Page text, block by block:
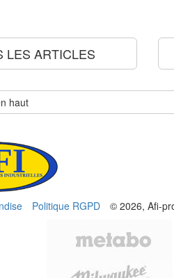
LES ARTICLES
haut
Politique RGPD © 2026, Afi-